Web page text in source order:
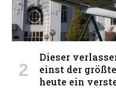
Dieser
einst der
heute ein